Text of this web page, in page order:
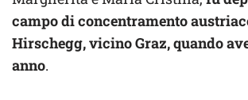
campo di concentramento
Hirschegg, vicino Graz, quando
anno.